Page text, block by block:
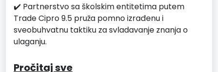
✔️ Partnerstvo sa školskim entitetima putem
Trade Cipro 9.5 pruža pomno izrađenu i
sveobuhvatnu taktiku za svladavanje znanja o
ulaganju.
Pročitaj sve